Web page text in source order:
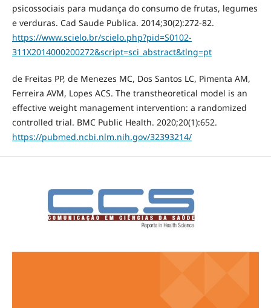
psicossociais para mudança do consumo de frutas, legumes
e verduras. Cad Saude Publica. 2014;30(2):272-82.
https://www.scielo.br/scielo.php?pid=S0102-
311X2014000200272&script=sci_abstract&tlng=pt
de Freitas PP, de Menezes MC, Dos Santos LC, Pimenta AM,
Ferreira AVM, Lopes ACS. The transtheoretical model is an
effective weight management intervention: a randomized
controlled trial. BMC Public Health. 2020;20(1):652.
https://pubmed.ncbi.nlm.nih.gov/32393214/